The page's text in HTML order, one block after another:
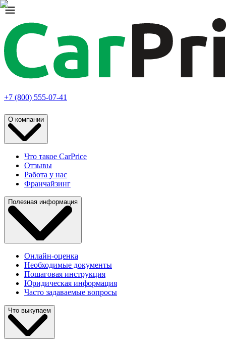
+7 (800) 555-07-41
О компании
Что такое CarPrice
Отзывы
Работа у нас
Франчайзинг
Полезная информация
Онлайн-оценка
Необходимые документы
Пошаговая инструкция
Юридическая информация
Часто задаваемые вопросы
Что выкупаем